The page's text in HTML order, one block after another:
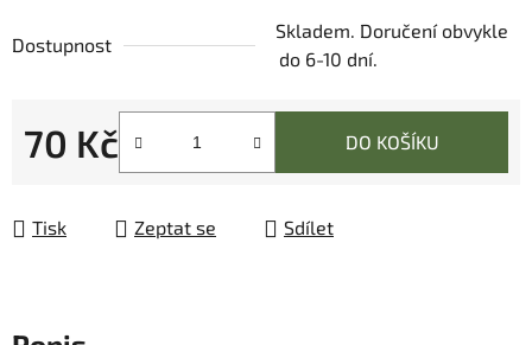
Dostupnost
Skladem. Doručení obvykle
do 6-10 dní.
70 Kč
Měrná cena:
DO KOŠÍKU
Tisk Zeptat se Sdílet